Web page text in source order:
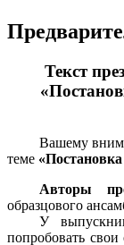
Текст
Вашему
теме
Авторы
образцового
У
попробовать